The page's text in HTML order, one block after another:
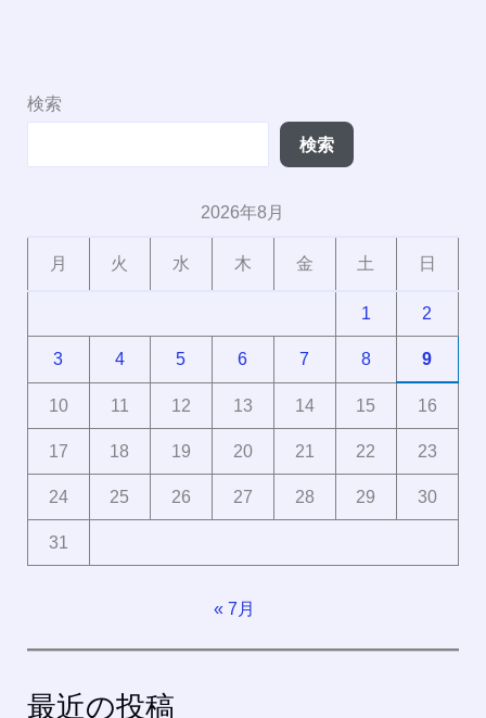
検索
検索
2026年8月
月 火 水 木 金 土 日
1 2
3 4 5 6 7 8 9
10 11 12 13 14 15 16
17 18 19 20 21 22 23
24 25 26 27 28 29 30
31
« 7月
最近の投稿